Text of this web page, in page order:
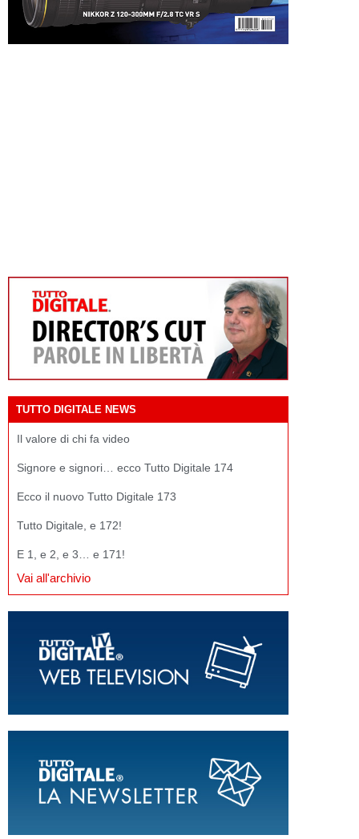
TUTTO DIGITALE NEWS
Il valore di chi fa video
Signore e signori… ecco Tutto Digitale 174
Ecco il nuovo Tutto Digitale 173
Tutto Digitale, e 172!
E 1, e 2, e 3… e 171!
Vai all'archivio